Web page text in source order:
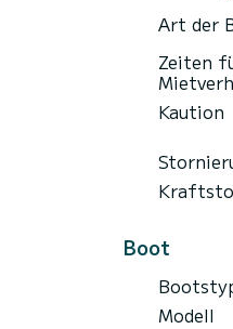
Art der
Zeiten
Kaution
Boot
Modell